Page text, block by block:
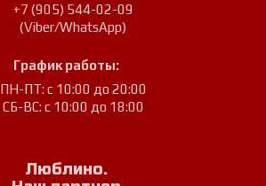
+7 (905) 544-02-09
(Viber/WhatsApp)
График работы:
ПН-ПТ: с 10:00 до 20:00
СБ-ВС: с 10:00 до 18:00
Люблино.